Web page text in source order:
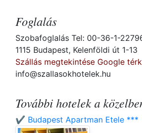
Foglalás
Szobafoglalás Tel: 00-36-1-
1115 Budapest, Kelenföldi út 1-13
Szállás megtekintése Google
info@szallasokhotelek.hu
További hotelek a
✔️ Budapest Apartman Etele ***